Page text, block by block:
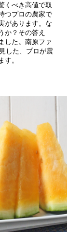
くべき高値で取
つプロの農家で
があります。な
か？その答え
した。南原ファ
した、プロが震
。